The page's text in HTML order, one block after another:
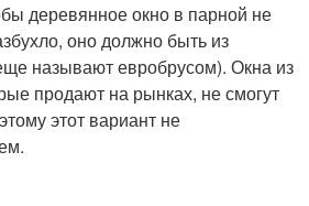
деревянное окно в парной не
оно должно быть из
называют евробрусом). Окна из
продают на рынках, не смогут
этот вариант не